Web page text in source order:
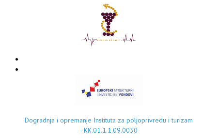
Dogradnja i opremanje Instituta za poljoprivredu i turizam
- KK.01.1.1.09.0030